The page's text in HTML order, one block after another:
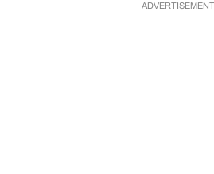
ADVERTISEMENT